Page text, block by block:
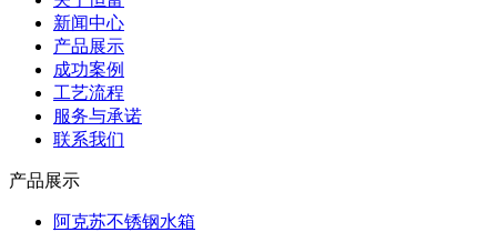
新闻中心
产品展示
成功案例
工艺流程
服务与承诺
联系我们
产品展示
阿克苏不锈钢水箱